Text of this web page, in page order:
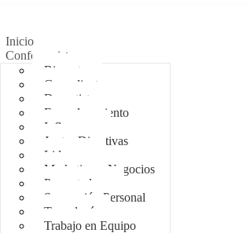
Inicio
Conferencistas
Bienestar
Comediantes
Deportistas
Empoderamiento
Influencers
Juntas Directivas
Liderazgo
Marketing y Negocios
Presentadores
Superación Personal
Tecnología
Trabajo en Equipo